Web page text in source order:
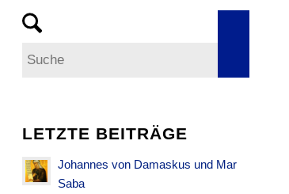
LETZTE BEITRÄGE
Johannes von Damaskus und Mar
Saba